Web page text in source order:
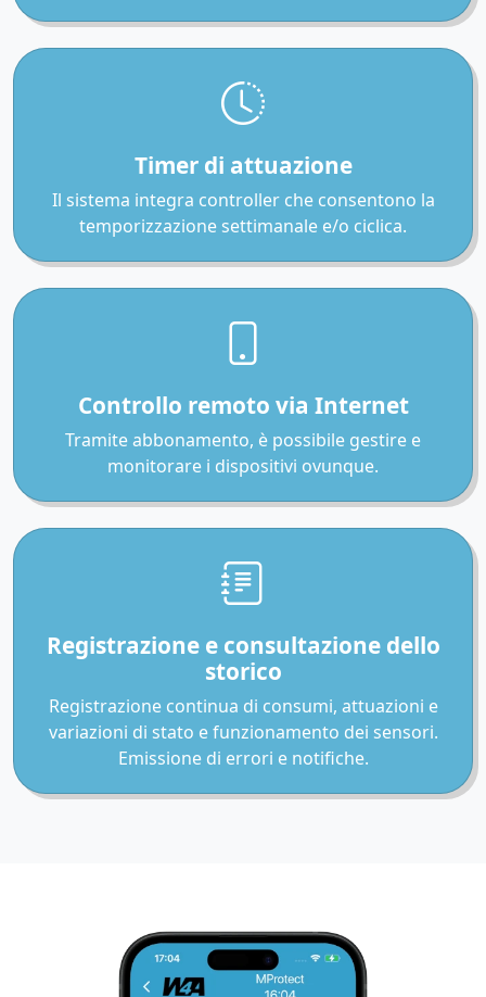
Timer di attuazione
Il sistema integra controller che consentono la
temporizzazione settimanale e/o ciclica.
Controllo remoto via Internet
Tramite abbonamento, è possibile gestire e
monitorare i dispositivi ovunque.
Registrazione e consultazione dello
storico
Registrazione continua di consumi, attuazioni e
variazioni di stato e funzionamento dei sensori.
Emissione di errori e notifiche.